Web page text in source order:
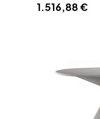
1.516,88 €